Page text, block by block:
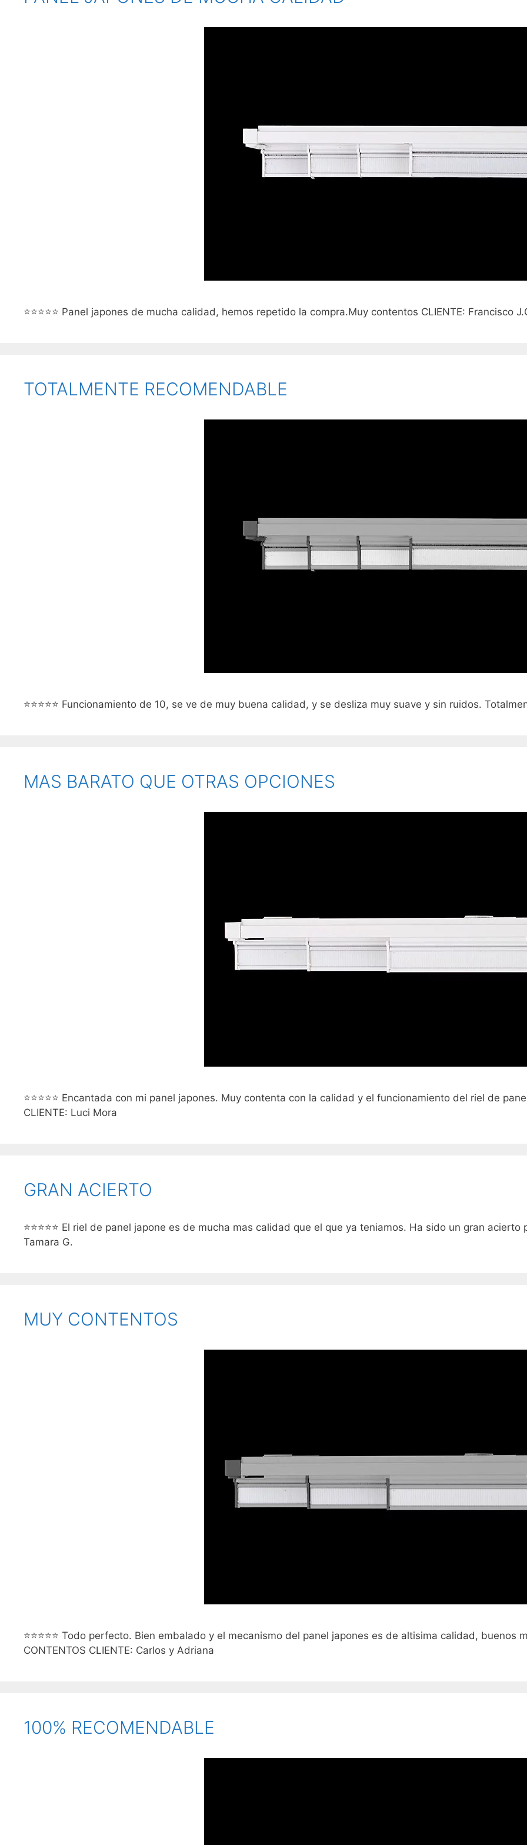
⭐⭐⭐⭐⭐ Panel japones de mucha calidad, hemos repetido la compra.Muy contentos CLIENTE: Francisco
TOTALMENTE RECOMENDABLE
⭐⭐⭐⭐⭐ Funcionamiento de 10, se ve de muy buena calidad, y se desliza muy suave y sin ruidos.
MAS BARATO QUE OTRAS OPCIONES
⭐⭐⭐⭐⭐ Encantada con mi panel japones. Muy contenta con la calidad y el funcionamiento del riel de
CLIENTE: Luci Mora
GRAN ACIERTO
⭐⭐⭐⭐⭐ El riel de panel japone es de mucha mas calidad que el que ya teniamos. Ha sido un gran
Tamara G.
MUY CONTENTOS
⭐⭐⭐⭐⭐ Todo perfecto. Bien embalado y el mecanismo del panel japones es de altisima calidad,
CONTENTOS CLIENTE: Carlos y Adriana
100% RECOMENDABLE